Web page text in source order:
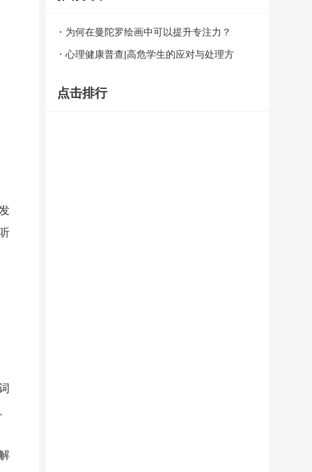
为何在曼陀罗绘画中可以提升专注力？
心理健康普查|高危学生的应对与处理方
点击排行